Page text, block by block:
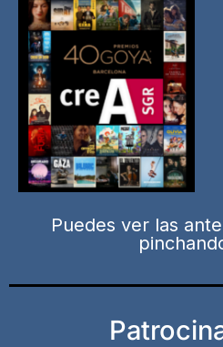
Puedes ver las